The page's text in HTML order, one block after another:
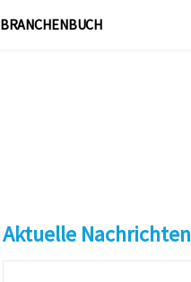
BRANCHENBUCH
Aktuelle Nachrichten